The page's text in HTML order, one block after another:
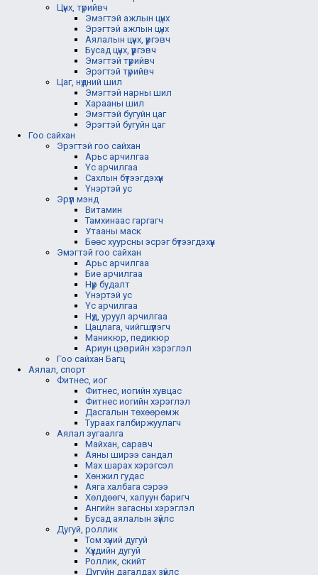
Цүнх, түрийвч
Эмэгтэй ажлын цүнх
Эрэгтэй ажлын цүнх
Аялалын цүнх, үүргэвч
Бусад цүнх, үүргэвч
Эмэгтэй түрийвч
Эрэгтэй түрийвч
Цаг, нүдний шил
Эмэгтэй нарны шил
Харааны шил
Эмэгтэй бугуйн цаг
Эрэгтэй бугуйн цаг
Гоо сайхан
Эрэгтэй гоо сайхан
Арьс арчилгаа
Үс арчилгаа
Сахлын бүтээгдэхүүн
Үнэртэй ус
Эрүүл мэнд
Витамин
Тамхинаас гаргагч
Утааны маск
Бөөс хуурсны эсрэг бүтээгдэхүүн
Эмэгтэй гоо сайхан
Арьс арчилгаа
Бие арчилгаа
Нүүр будалт
Үнэртэй ус
Үс арчилгаа
Нүд, уруул арчилгаа
Цацлага, чийгшүүлэгч
Маникюр, педикюр
Ариун цэврийн хэрэглэл
Гоо сайхан Багц
Аялал, спорт
Фитнес, иог
Фитнес, иогийн хувцас
Фитнес иогийн хэрэглэл
Дасгалын төхөөрөмж
Тураах галбиржуулагч
Аялал зугаалга
Майхан, саравч
Аяны ширээ сандал
Мах шарах хэрэгсэл
Хөнжил гудас
Аяга халбага сэрээ
Хөлдөөгч, халуун баригч
Ангийн загасны хэрэглэл
Бусад аялалын зүйлс
Дугуй, роллик
Том хүний дугуй
Хүүхдийн дугуй
Роллик, скийт
Дугуйн дагалдах зүйлс